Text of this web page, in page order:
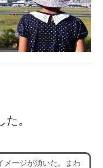
。
メージが湧いた。まわ